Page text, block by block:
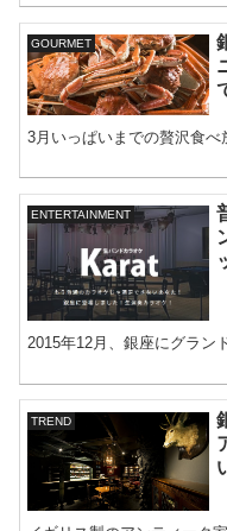
GOURMET
3月いっぱいまでの贅沢食べ
ENTERTAINMENT
2015年12月、銀座にグラン
TREND